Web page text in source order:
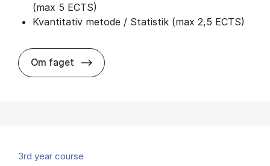
(max 5 ECTS)
Kvantitativ metode / Statistik (max 2,5 ECTS)
Om faget about
3rd year course